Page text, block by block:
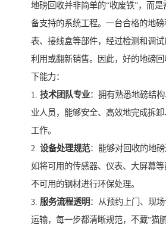
地磅回收并非简单的“收废铁”，而
备支持的系统工程。一台合格的地
表、接线盒等部件，经过检测和调
利用或翻新销售。因此，好的地磅
下能力：
1. 技术团队专业：拥有熟悉地磅结
业人员，能够安全、高效地完成拆
工作。
2. 设备处理规范：能够对回收的地
如将可用的传感器、仪表、大屏幕
不可用的钢材进行环保处理。
3. 服务流程透明：从预约上门、现
运输，每一步都清晰规范，不藏“猫